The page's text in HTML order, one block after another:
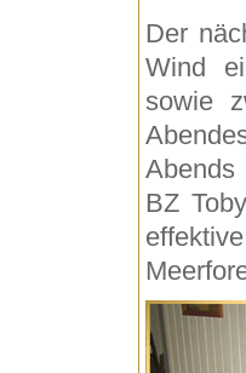
Der
Wind
sowie
Abends
BZ